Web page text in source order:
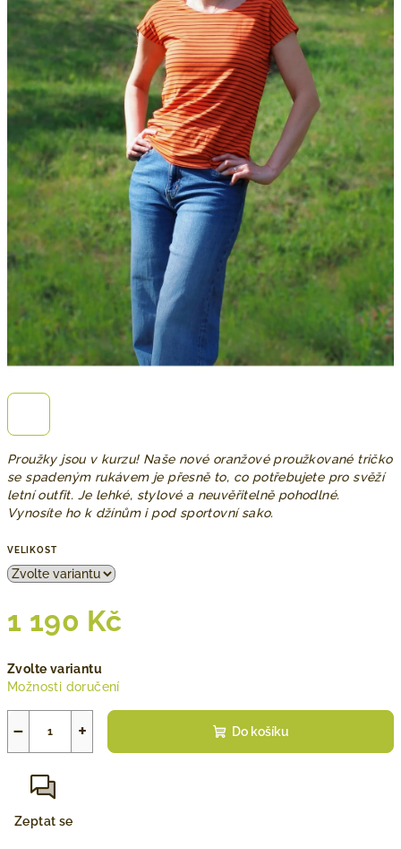
Proužky jsou v kurzu! Naše nové oranžové proužkované tričko
se spadeným rukávem je přesně to, co potřebujete pro svěží
letní outfit. Je lehké, stylové a neuvěřitelně pohodlné.
Vynosíte ho k džínům i pod sportovní sako.
VELIKOST
1 190 Kč
cena:
Zvolte variantu
Možnosti doručení
+
− Do košíku
Zeptat se